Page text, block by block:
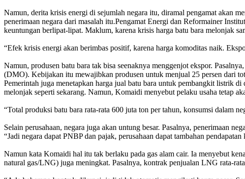
Namun, derita krisis energi di sejumlah negara itu, diramal pengamat akan
penerimaan negara dari masalah itu.Pengamat Energi dan Reformainer
keuntungan berlipat-lipat. Maklum, karena krisis harga batu bara melonjak
“Efek krisis energi akan berimbas positif, karena harga komoditas naik.
Namun, produsen batu bara tak bisa seenaknya menggenjot ekspor.
(DMO). Kebijakan itu mewajibkan produsen untuk menjual 25 persen dari
Pemerintah juga menetapkan harga jual batu bara untuk pembangkit listrik
melonjak seperti sekarang. Namun, Komaidi menyebut pelaku usaha tetap
“Total produksi batu bara rata-rata 600 juta ton per tahun, konsumsi dalam
Selain perusahaan, negara juga akan untung besar. Pasalnya, penerimaan
“Jadi negara dapat PNBP dan pajak, perusahaan dapat tambahan
Namun kata Komaidi hal itu tak berlaku pada gas alam cair. Ia menyebut
natural gas/LNG) juga meningkat. Pasalnya, kontrak penjualan LNG rata-